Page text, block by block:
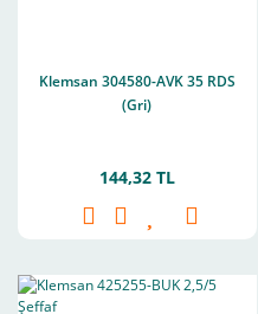
Klemsan 304580-AVK 35 RDS
(Gri)
144,32 TL